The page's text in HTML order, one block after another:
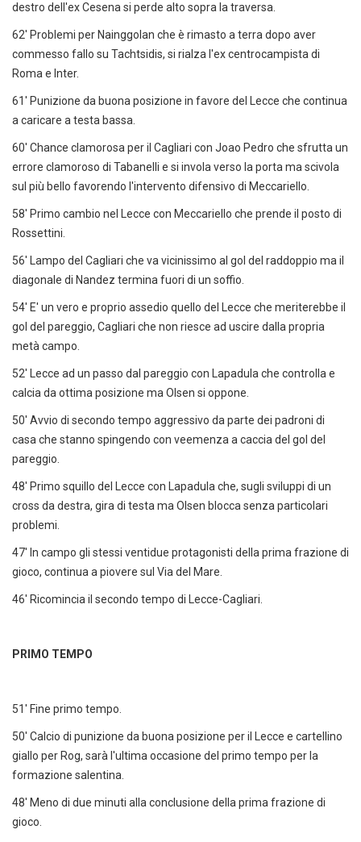
destro dell'ex Cesena si perde alto sopra la traversa.
62' Problemi per Nainggolan che è rimasto a terra dopo aver
commesso fallo su Tachtsidis, si rialza l'ex centrocampista di
Roma e Inter.
61' Punizione da buona posizione in favore del Lecce che continua
a caricare a testa bassa.
60' Chance clamorosa per il Cagliari con Joao Pedro che sfrutta un
errore clamoroso di Tabanelli e si invola verso la porta ma scivola
sul più bello favorendo l'intervento difensivo di Meccariello.
58' Primo cambio nel Lecce con Meccariello che prende il posto di
Rossettini.
56' Lampo del Cagliari che va vicinissimo al gol del raddoppio ma il
diagonale di Nandez termina fuori di un soffio.
54' E' un vero e proprio assedio quello del Lecce che meriterebbe il
gol del pareggio, Cagliari che non riesce ad uscire dalla propria
metà campo.
52' Lecce ad un passo dal pareggio con Lapadula che controlla e
calcia da ottima posizione ma Olsen si oppone.
50' Avvio di secondo tempo aggressivo da parte dei padroni di
casa che stanno spingendo con veemenza a caccia del gol del
pareggio.
48' Primo squillo del Lecce con Lapadula che, sugli sviluppi di un
cross da destra, gira di testa ma Olsen blocca senza particolari
problemi.
47' In campo gli stessi ventidue protagonisti della prima frazione di
gioco, continua a piovere sul Via del Mare.
46' Ricomincia il secondo tempo di Lecce-Cagliari.
PRIMO TEMPO
51' Fine primo tempo.
50' Calcio di punizione da buona posizione per il Lecce e cartellino
giallo per Rog, sarà l'ultima occasione del primo tempo per la
formazione salentina.
48' Meno di due minuti alla conclusione della prima frazione di
gioco.